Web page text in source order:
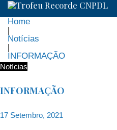
Home
|
Notícias
|
INFORMAÇÃO
Notícias
INFORMAÇÃO
17 Setembro, 2021